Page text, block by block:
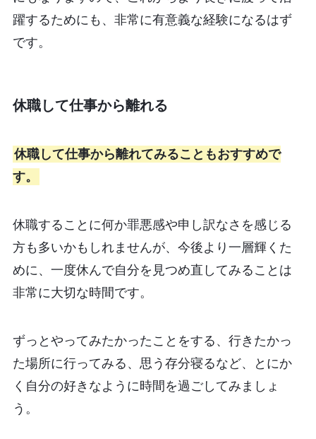
躍するためにも、非常に有意義な経験になるはず
です。
休職して仕事から離れる
休職して仕事から離れてみることもおすすめで
す。
休職することに何か罪悪感や申し訳なさを感じる
方も多いかもしれませんが、今後より一層輝くた
めに、一度休んで自分を見つめ直してみることは
非常に大切な時間です。
ずっとやってみたかったことをする、行きたかっ
た場所に行ってみる、思う存分寝るなど、とにか
く自分の好きなように時間を過ごしてみましょ
う。